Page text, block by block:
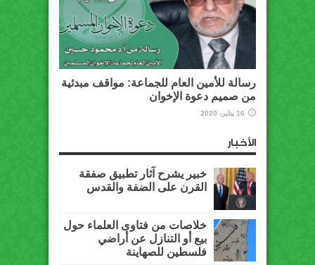
رسالة للأمين العام للجماعة: مواقف مبدئية
من صميم دعوة الإخوان
16 يناير، 2020
الأخبار
خبير يشرح آثار تطبيق صفقة
القرن على الضفة والقدس
خلاصات من فتاوى العلماء حول
بيع أو التنازل عن أراضي
فلسطين للصهاينة